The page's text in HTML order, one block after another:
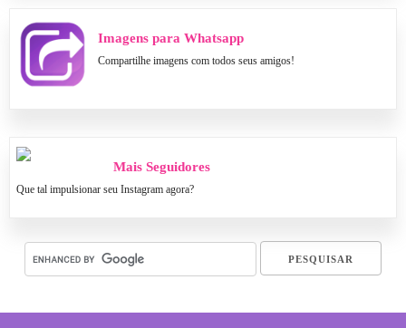
Imagens para Whatsapp
Compartilhe imagens com todos seus amigos!
Mais Seguidores
Que tal impulsionar seu Instagram agora?